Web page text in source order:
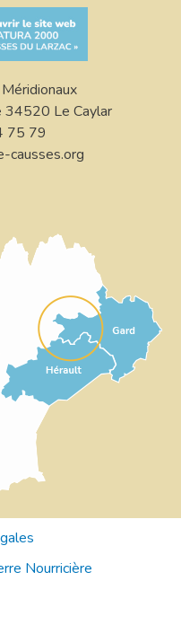
34520 Le Caylar
75 79
causses.org
Nourricière